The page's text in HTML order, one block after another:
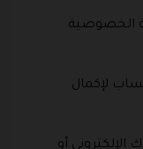
الخصوصية
لإكمال
أو